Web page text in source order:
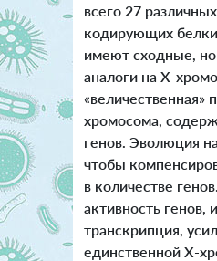
всего 27
кодирующих
имеют сходные,
аналоги на X-
«величественная»
хромосома,
генов. Эволюция
чтобы
в количестве
активность генов,
транскрипция,
единственной Х-